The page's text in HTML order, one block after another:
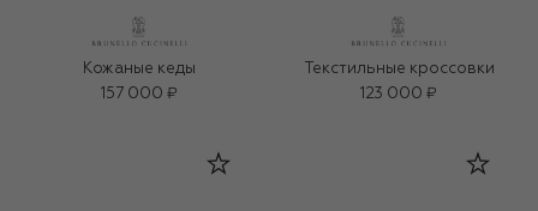
Кожаные кеды
157 000 ₽
Текстильные кроссовки
123 000 ₽